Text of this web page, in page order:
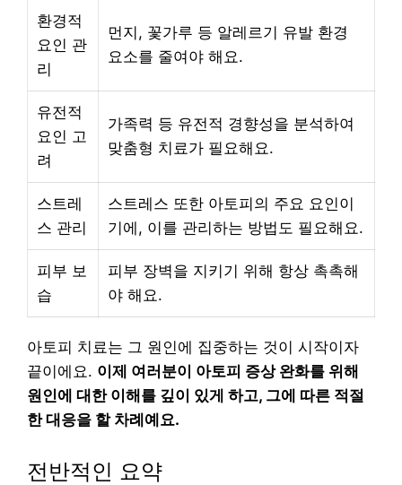
환경적
요인 관
리
먼지, 꽃가루 등 알레르기 유발 환경
요소를 줄여야 해요.
유전적
요인 고
려
가족력 등 유전적 경향성을 분석하여
맞춤형 치료가 필요해요.
스트레
스 관리
스트레스 또한 아토피의 주요 요인이
기에, 이를 관리하는 방법도 필요해요.
피부 보
습
피부 장벽을 지키기 위해 항상 촉촉해
야 해요.
아토피 치료는 그 원인에 집중하는 것이 시작이자
끝이에요. 이제 여러분이 아토피 증상 완화를 위해
원인에 대한 이해를 깊이 있게 하고, 그에 따른 적절
한 대응을 할 차례예요.
전반적인 요약